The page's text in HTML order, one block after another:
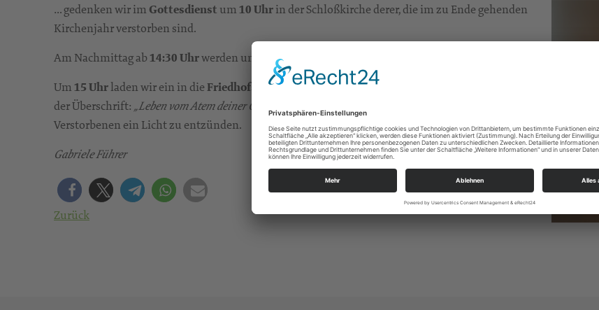
… gedenken wir im Gottesdienst um 10 Uhrin der Schloßkirche derer, die im zu Ende gehenden
Kirchenjahr verstorben sind.
Am Nachmittag ab 14:30 Uhrwerden unsereBläser
Um 15 Uhrladen wir ein in dieFriedhofskapellezu einer Besinnung mit Wort und Musik unter
der Überschrift: „Leben vom Atem deiner Güte“
Verstorbenen ein Licht zu entzünden.
Gabriele Führer
Zurück